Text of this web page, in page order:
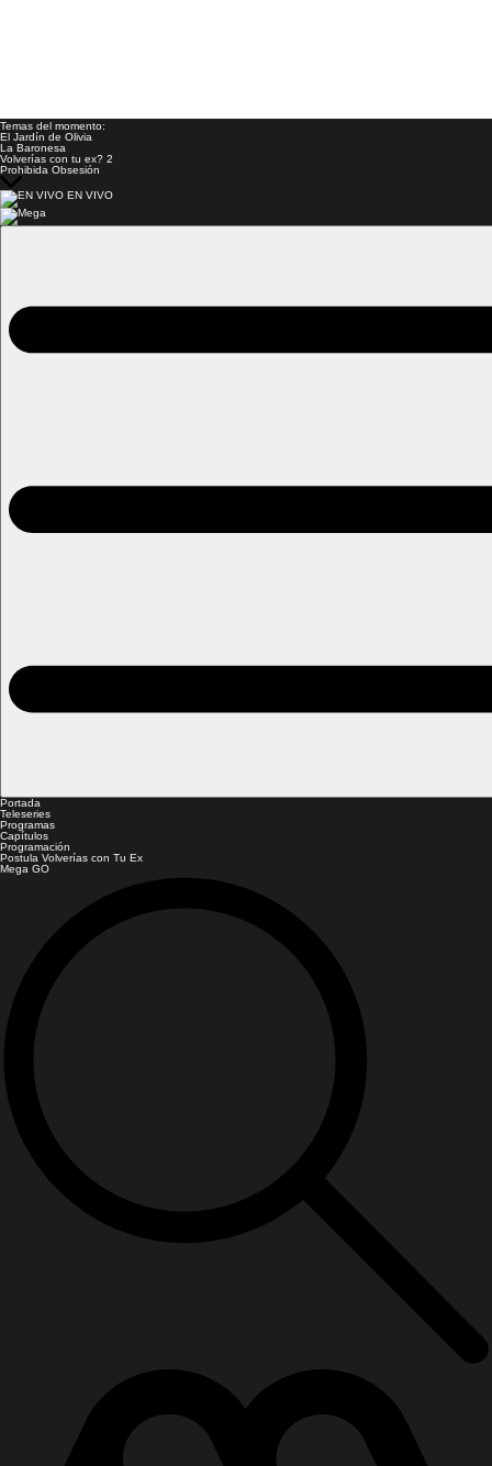
Temas del momento:
El Jardín de Olivia
La Baronesa
Volverías con tu ex? 2
Prohibida Obsesión
EN VIVO
Portada
Teleseries
Programas
Capítulos
Programación
Postula Volverías con Tu Ex
Mega GO